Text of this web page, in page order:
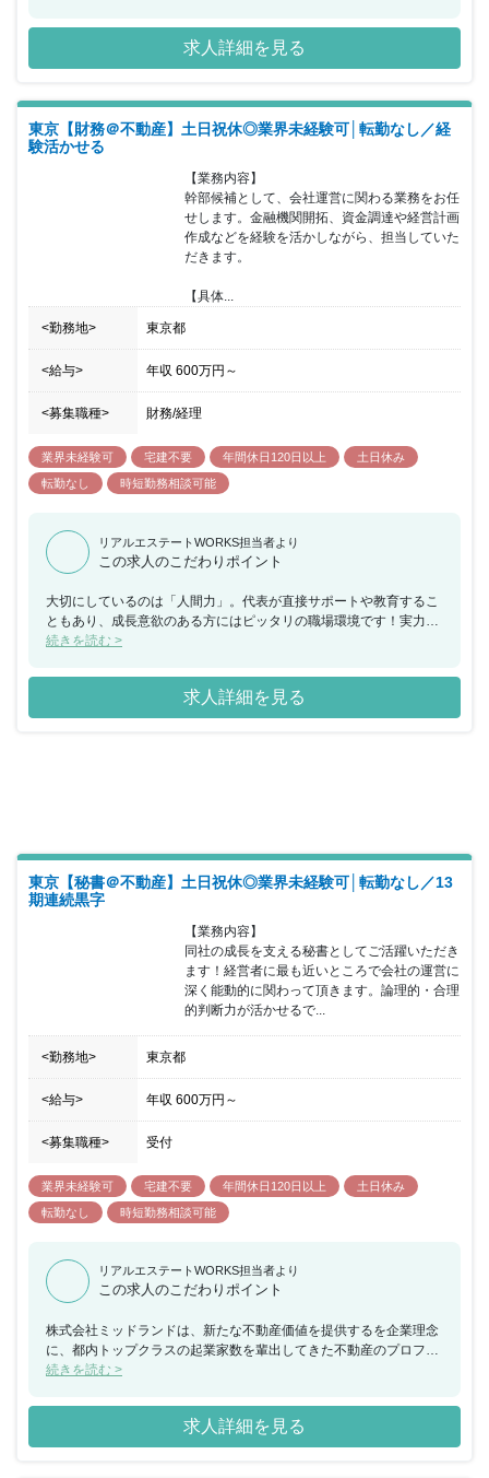
在の体制を構築しております。「快適な時間と空間づくりを通し
て、日本の魅力と文化を、「体験価値」として提供し、あらゆるお
客様に感動と安定的な繁栄をお届けすることで、豊かな社会の発展
は、東証スタンダード市場に上場しております。ホールディングス
として、グループ会社の経営管理を行うほか、グループ会社が組成
するファンドスキームへの自己投資を行っています。現在は、主に
不動産金融を営むリシェス・マネジメント株式会社、ウェルス・リ
アルティ・マネジメント株式会社と、ホテル運営事業を行うワール
ド・ブランズ・コレクション ホテルズ＆リゾーツ株式会社の子会社
三社を中心に業務展開をはかり、お客様のサポートを行っておりま
す。※ウェルス・リアルティ・マネジメント株式会社に在籍出向と
なります。 勤務地や給与など条件に変更ありません。 【同社の魅
力】 全社員の顔が見えやすく、風通しの良い社風です。また有給以
外にも5日連続で取得できるリフレッシュ休暇やコアタイム無しの
フル・フレックスなので、ご自身の裁量で出勤時間を調整出来ま
す。その他にも資格支援、住宅手当、フリードリンクなどの福利厚
生がございます。
求人詳細を見る
東京【財務＠不動産】土日祝休◎業界未経験可│転勤なし／経
験活かせる
【業務内容】
幹部候補として、会社運営に関わる業務をお任
せします。金融機関開拓、資金調達や経営計画
作成などを経験を活かしながら、担当していた
だきます。
【具体...
<勤務地> 東京都
<給与> 年収 600万円 ～
<募集職種> 財務/経理
業界未経験可 宅建不要 年間休日120日以上
土日休み
転勤なし
時短勤務相談可能
リアルエステートWORKS担当者より
この求人のこだわりポイント
大切にしているのは「人間力」。代表が直接サポートや教育するこ
ともあり、成長意欲のある方にはピッタリの職場環境です！実力を
しっかり評価するため、モチベーションを高く保ちながら働くこと
ありません。１３期連続黒字の強靭な会社です。少数精鋭の会社の
ため、近い将来、会社の中心メンバーとして活躍していただきたい
と考えています☆ぜひ、同社で新しいことにチャレンジしてみませ
続きを読む >
求人詳細を見る
東京【秘書＠不動産】土日祝休◎業界未経験可│転勤なし／13
期連続黒字
【業務内容】
同社の成長を支える秘書としてご活躍いただき
ます！経営者に最も近いところで会社の運営に
深く能動的に関わって頂きます。論理的・合理
的判断力が活かせるで...
<勤務地> 東京都
<給与> 年収 600万円 ～
<募集職種> 受付
業界未経験可 宅建不要 年間休日120日以上
土日休み
転勤なし
時短勤務相談可能
リアルエステートWORKS担当者より
この求人のこだわりポイント
株式会社ミッドランドは、新たな不動産価値を提供するを企業理念
に、都内トップクラスの起業家数を輩出してきた不動産のプロフェ
ッショナル集団です。全国の不動産を対象に、リノベーションと開
社。 ★リーマンショックを乗り切った底力！ 大切にしているのは
「人間力」。代表が直接サポートや教育することもあり、成長意欲
のある方にはピッタリの職場環境です！実力をしっかり評価するた
続きを読む >
求人詳細を見る